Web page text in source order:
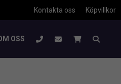
Köpvillkor
Kontakta oss
OSS